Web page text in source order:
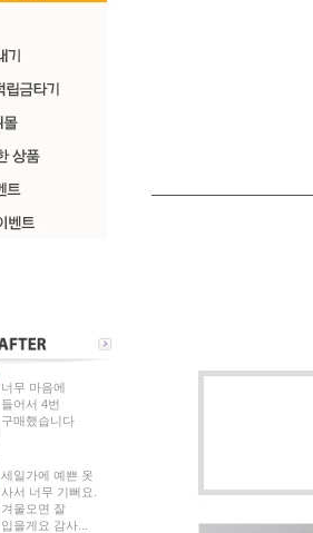
너무 마음에
들어서 4번
구매했습니다
세일가에 예쁜 옷
사서 너무 기뻐요.
겨울오면 잘
입을게요 감사...